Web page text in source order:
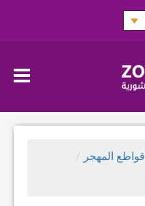
قواطع المهجر /